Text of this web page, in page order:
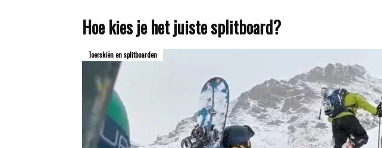
Hoe kies je het juiste splitboard?
Toerskiën en splitboarden